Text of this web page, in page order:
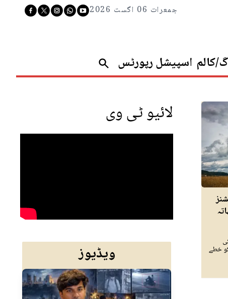
جمعرات 06 اگست 2026
کالم اسپیشل رپورٹس
خطے
لائیو ٹی وی
ویڈیوز